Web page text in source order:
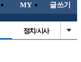
MY 글쓰기
정치/시사